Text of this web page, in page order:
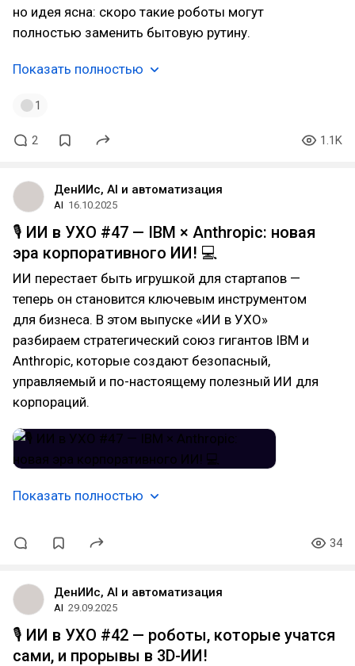
но идея ясна: скоро такие роботы могут
полностью заменить бытовую рутину.
Показать полностью
1
2 1.1K
ДенИИс, AI и автоматизация
AI 16.10.2025
🎙 ИИ в УХО #47 — IBM × Anthropic: новая
эра корпоративного ИИ! 💻
ИИ перестает быть игрушкой для стартапов —
теперь он становится ключевым инструментом
для бизнеса. В этом выпуске «ИИ в УХО»
разбираем стратегический союз гигантов IBM и
Anthropic, которые создают безопасный,
управляемый и по-настоящему полезный ИИ для
корпораций.
Показать полностью
34
ДенИИс, AI и автоматизация
AI 29.09.2025
🎙 ИИ в УХО #42 — роботы, которые учатся
сами, и прорывы в 3D-ИИ!